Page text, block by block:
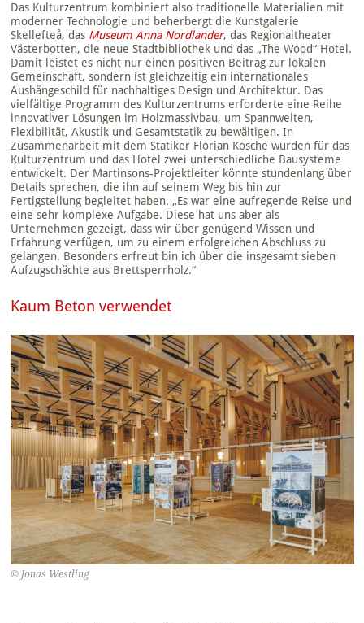
Das Kulturzentrum kombiniert also traditionelle Materialien mit
moderner Technologie und beherbergt die Kunstgalerie
Skellefteå, das Museum Anna Nordlander, das Regionaltheater
Västerbotten, die neue Stadtbibliothek und das „The Wood“ Hotel.
Damit leistet es nicht nur einen positiven Beitrag zur lokalen
Gemeinschaft, sondern ist gleichzeitig ein internationales
Aushängeschild für nachhaltiges Design und Architektur. Das
vielfältige Programm des Kulturzentrums erforderte eine Reihe
innovativer Lösungen im Holzmassivbau, um Spannweiten,
Flexibilität, Akustik und Gesamtstatik zu bewältigen. In
Zusammenarbeit mit dem Statiker Florian Kosche wurden für das
Kulturzentrum und das Hotel zwei unterschiedliche Bausysteme
entwickelt. Der Martinsons-Projektleiter könnte stundenlang über
Details sprechen, die ihn auf seinem Weg bis hin zur
Fertigstellung begleitet haben. „Es war eine aufregende Reise und
eine sehr komplexe Aufgabe. Diese hat uns aber als
Unternehmen gezeigt, dass wir über genügend Wissen und
Erfahrung verfügen, um zu einem erfolgreichen Abschluss zu
gelangen. Besonders erfreut bin ich über die insgesamt sieben
Aufzugschächte aus Brettsperrholz.“
Kaum Beton verwendet
© Jonas Westling